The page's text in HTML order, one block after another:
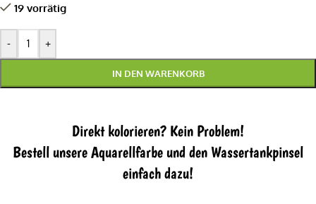
19 vorrätig
- +
IN DEN WARENKORB
Direkt kolorieren? Kein Problem!
Bestell unsere Aquarellfarbe und den Wassertankpinsel
einfach dazu!